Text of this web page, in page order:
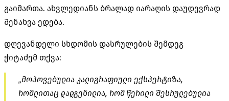
გაიმართა. ახვლედიანს ბრალად იარაღის დაუდევრად
შენახვა ედება.
დღევანდელი სხდომის დასრულების შემდეგ
ჭიტაძემ თქვა:
„მოპოვებულია კალიგრაფიული ექსპერტიზა,
რომლითაც დადგენილია, რომ წერილი შესრულებულია